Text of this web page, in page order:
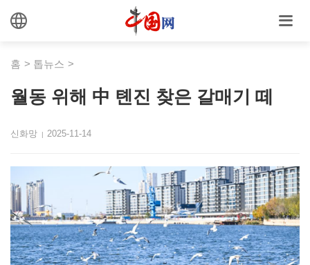
홈 > 톱뉴스 >
월동 위해 中 톈진 찾은 갈매기 떼
신화망 | 2025-11-14